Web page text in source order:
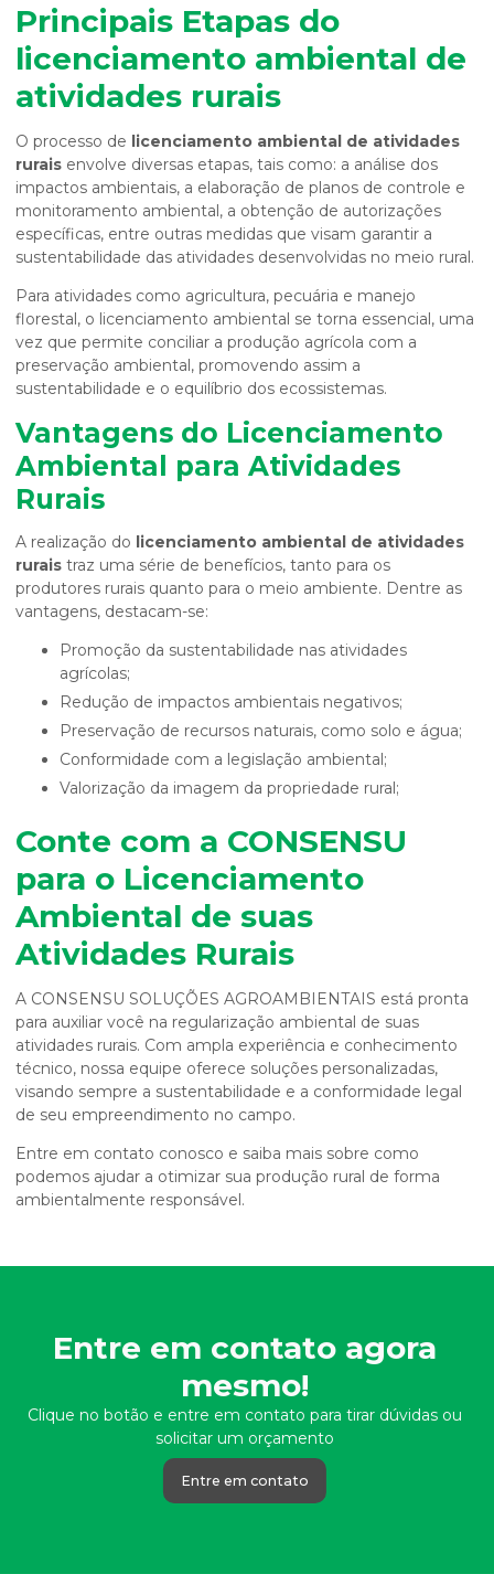
Principais Etapas do
licenciamento ambiental de
atividades rurais
O processo de licenciamento ambiental de atividades
rurais envolve diversas etapas, tais como: a análise dos
impactos ambientais, a elaboração de planos de controle e
monitoramento ambiental, a obtenção de autorizações
específicas, entre outras medidas que visam garantir a
sustentabilidade das atividades desenvolvidas no meio rural.
Para atividades como agricultura, pecuária e manejo
florestal, o licenciamento ambiental se torna essencial, uma
vez que permite conciliar a produção agrícola com a
preservação ambiental, promovendo assim a
sustentabilidade e o equilíbrio dos ecossistemas.
Vantagens do Licenciamento
Ambiental para Atividades
Rurais
A realização do licenciamento ambiental de atividades
rurais traz uma série de benefícios, tanto para os
produtores rurais quanto para o meio ambiente. Dentre as
vantagens, destacam-se:
Promoção da sustentabilidade nas atividades
agrícolas;
Redução de impactos ambientais negativos;
Preservação de recursos naturais, como solo e água;
Conformidade com a legislação ambiental;
Valorização da imagem da propriedade rural;
Conte com a CONSENSU
para o Licenciamento
Ambiental de suas
Atividades Rurais
A CONSENSU SOLUÇÕES AGROAMBIENTAIS está pronta
para auxiliar você na regularização ambiental de suas
atividades rurais. Com ampla experiência e conhecimento
técnico, nossa equipe oferece soluções personalizadas,
visando sempre a sustentabilidade e a conformidade legal
de seu empreendimento no campo.
Entre em contato conosco e saiba mais sobre como
podemos ajudar a otimizar sua produção rural de forma
ambientalmente responsável.
Entre em contato agora
mesmo!
Clique no botão e entre em contato para tirar dúvidas ou
solicitar um orçamento
Entre em contato